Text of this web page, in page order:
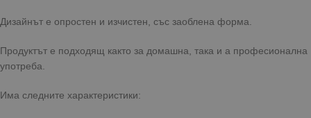
Дизайнът е опростен и изчистен, със заоблена форма.
Продуктът е подходящ както за домашна, така и а професионална
употреба.
Има следните характеристики: